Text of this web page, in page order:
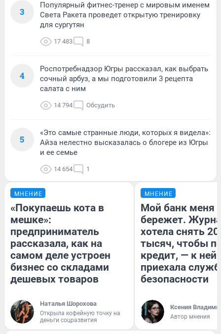
3
Популярный фитнес-тренер с мировым именем
Света Ракета проведет открытую тренировку
для сургутян
17 483 8
4
Роспотребнадзор Югры рассказал, как выбрать
сочный арбуз, а мы подготовили 3 рецепта
салата с ним
14 794 Обсудить
5
«Это самые странные люди, которых я видела»:
Айза нелестно высказалась о блогере из Югры
и ее семье
14 654 1
МНЕНИЕ
«Покупаешь кота в
мешке»:
предприниматель
рассказала, как на
самом деле устроен
бизнес со складами
дешевых товаров
Наталья Шорохова
Открыла кофейную точку на
деньги соцразвития
МНЕНИЕ
Мой банк меня
бережет.
хотела снять
тысяч, чтобы
кредит, — к
приехала
безопасности
Ксения
Автор мнения